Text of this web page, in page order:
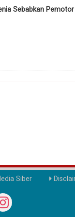
Sebabkan
Siber